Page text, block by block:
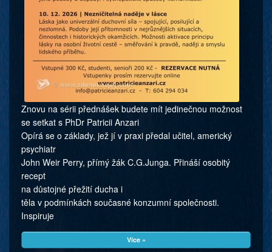
Znovu na sérii přednášek budete mít jedinečnou možnost
se setkat s PhDr Patricii Anzari
Opírá se o základy, jež jí v praxi předal učitel, americký
psychiatr
John Weir Perry, přímý žák C.G.Junga. Přináší osobitý
recept
na důstojné přežití ducha i
těla v podmínkách současné konzumní společnosti.
Inspiruje
Více »